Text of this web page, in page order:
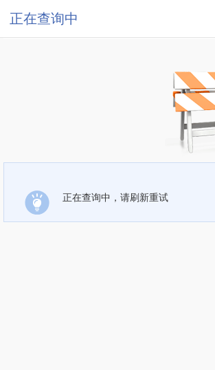
正在查询中
正在查询中，请刷新重试